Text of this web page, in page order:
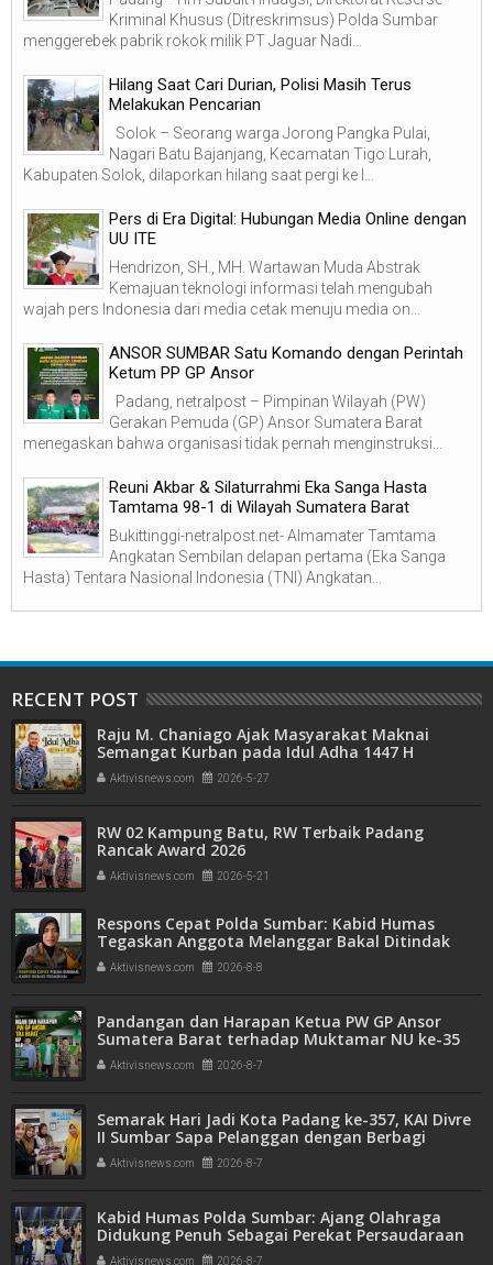
Kriminal Khusus (Ditreskrimsus) Polda Sumbar
menggerebek pabrik rokok milik PT Jaguar Nadi...
Hilang Saat Cari Durian, Polisi Masih Terus
Melakukan Pencarian
Solok – Seorang warga Jorong Pangka Pulai,
Nagari Batu Bajanjang, Kecamatan Tigo Lurah,
Kabupaten Solok, dilaporkan hilang saat pergi ke l...
Pers di Era Digital: Hubungan Media Online dengan
UU ITE
Hendrizon, SH., MH. Wartawan Muda Abstrak
Kemajuan teknologi informasi telah mengubah
wajah pers Indonesia dari media cetak menuju media on...
ANSOR SUMBAR Satu Komando dengan Perintah
Ketum PP GP Ansor
Padang, netralpost – Pimpinan Wilayah (PW)
Gerakan Pemuda (GP) Ansor Sumatera Barat
menegaskan bahwa organisasi tidak pernah menginstruksi...
Reuni Akbar & Silaturrahmi Eka Sanga Hasta
Tamtama 98-1 di Wilayah Sumatera Barat
Bukittinggi-netralpost.net- Almamater Tamtama
Angkatan Sembilan delapan pertama (Eka Sanga
Hasta) Tentara Nasional Indonesia (TNI) Angkatan...
RECENT POST
Raju M. Chaniago Ajak Masyarakat Maknai
Semangat Kurban pada Idul Adha 1447 H
Aktivisnews.com 2026-5-27
RW 02 Kampung Batu, RW Terbaik Padang
Rancak Award 2026
Aktivisnews.com 2026-5-21
Respons Cepat Polda Sumbar: Kabid Humas
Tegaskan Anggota Melanggar Bakal Ditindak
Tegas
Aktivisnews.com 2026-8-8
Pandangan dan Harapan Ketua PW GP Ansor
Sumatera Barat terhadap Muktamar NU ke-35
Aktivisnews.com 2026-8-7
Semarak Hari Jadi Kota Padang ke-357, KAI Divre
II Sumbar Sapa Pelanggan dengan Berbagi
Apresiasi di Stasiun Padang
Aktivisnews.com 2026-8-7
Kabid Humas Polda Sumbar: Ajang Olahraga
Didukung Penuh Sebagai Perekat Persaudaraan
dan Kamtibmas
Aktivisnews.com 2026-8-7